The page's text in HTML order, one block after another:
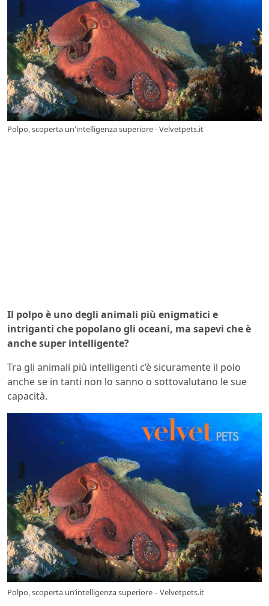
Polpo, scoperta un'intelligenza superiore - Velvetpets.it
Il polpo è uno degli animali più enigmatici e
intriganti che popolano gli oceani, ma sapevi che è
anche super intelligente?
Tra gli animali più intelligenti c’è sicuramente il polo
anche se in tanti non lo sanno o sottovalutano le sue
capacità.
Polpo, scoperta un’intelligenza superiore – Velvetpets.it